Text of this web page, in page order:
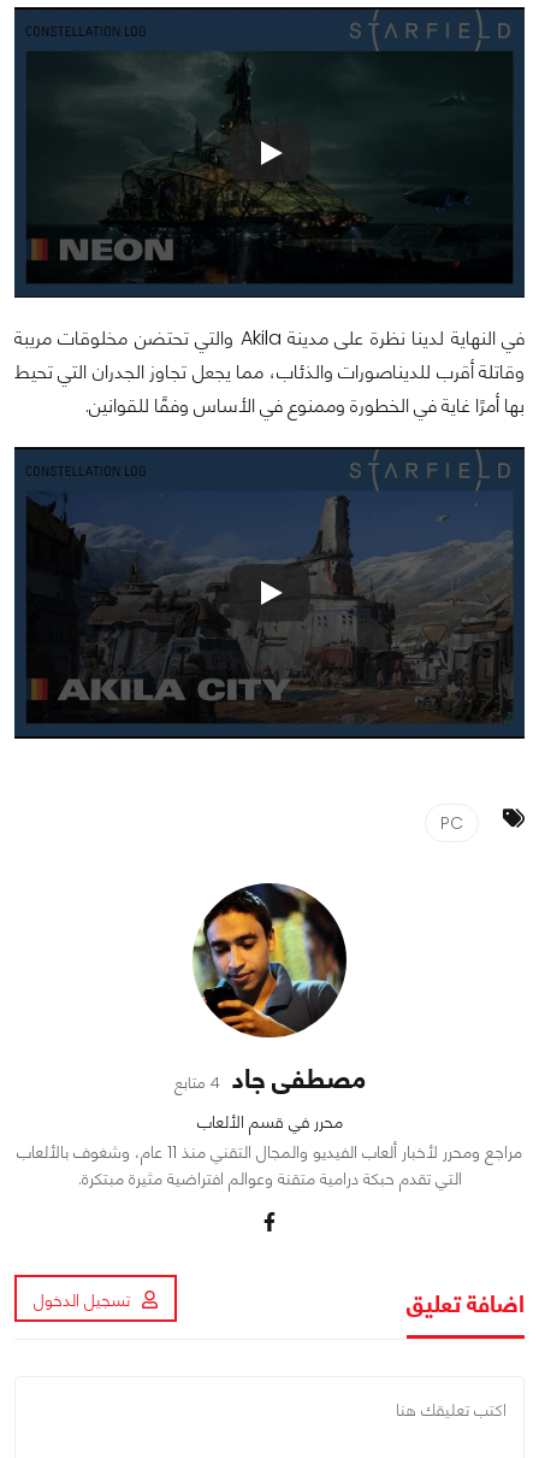
في النهاية لدينا نظرة على مدينة Akila والتي تحتضن مخلوقات مريبة
وقاتلة أقرب للديناصورات والذئاب، مما يجعل تجاوز الجدران التي تحيط
بها أمرًا غاية في الخطورة وممنوع في الأساس وفقًا للقوانين.
PC
مصطفى جاد 4 متابع
محرر في قسم الألعاب
مراجع ومحرر لأخبار ألعاب الفيديو والمجال التقني منذ 11 عام، وشغوف بالألعاب
التي تقدم حبكة درامية متقنة وعوالم افتراضية مثيرة مبتكرة.
اضافة تعليق تسجيل الدخول